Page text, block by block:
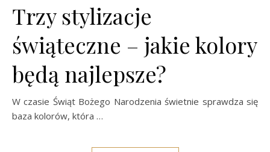
Trzy stylizacje
świąteczne – jakie kolory
będą najlepsze?
W czasie Świąt Bożego Narodzenia świetnie sprawdza się
baza kolorów, która …